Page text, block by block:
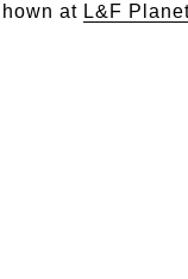
at L&F